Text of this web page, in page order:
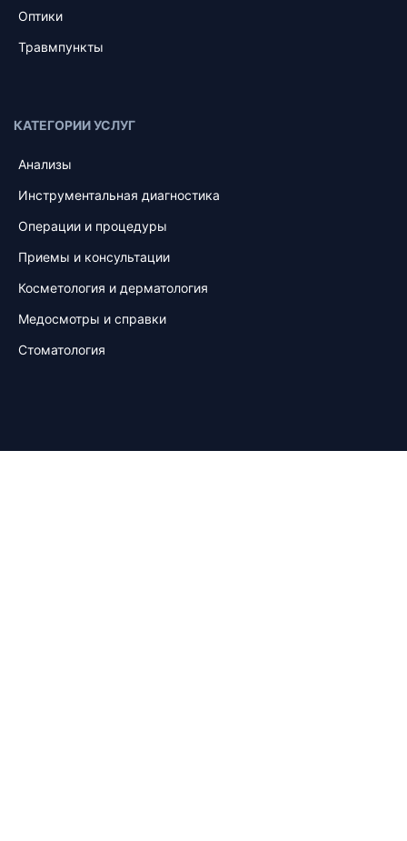
Оптики
Травмпункты
КАТЕГОРИИ УСЛУГ
Анализы
Инструментальная диагностика
Операции и процедуры
Приемы и консультации
Косметология и дерматология
Медосмотры и справки
Стоматология